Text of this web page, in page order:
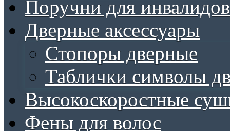
Поручни для инвалидов
Дверные аксессуары
Стопоры дверные
Таблички символы
Высокоскоростные
Фены для волос